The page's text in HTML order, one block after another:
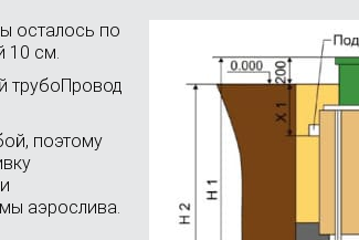
осталось по
10 см.
трубоПровод
поэтому
аэрослива.